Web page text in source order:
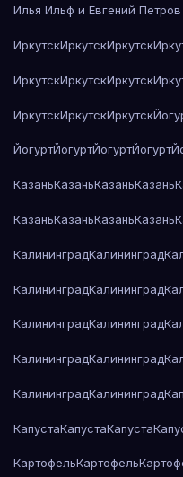
Илья Ильф и Евгений
ИркутскИркутскИркутск
ИркутскИркутскИркутск
ИркутскИркутскИркутск
ЙогуртЙогуртЙогуртЙогурт
КазаньКазаньКазаньКазань
КазаньКазаньКазаньКазань
КалининградКалининград
КалининградКалининград
КалининградКалининград
КалининградКалининград
КалининградКалининград
КапустаКапустаКапуста
КартофельКартофель